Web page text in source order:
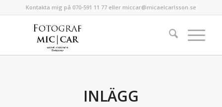
Kontakta mig på 070-591 11 77 eller miccar@micaelcarlsson.se
INLÄGG